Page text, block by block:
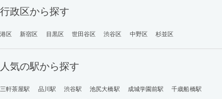
行政区から探す
港区 新宿区 目黒区 世田谷区 渋谷区 中野区 杉並区
人気の駅から探す
三軒茶屋駅 品川駅 渋谷駅 池尻大橋駅 成城学園前駅
千歳船橋駅